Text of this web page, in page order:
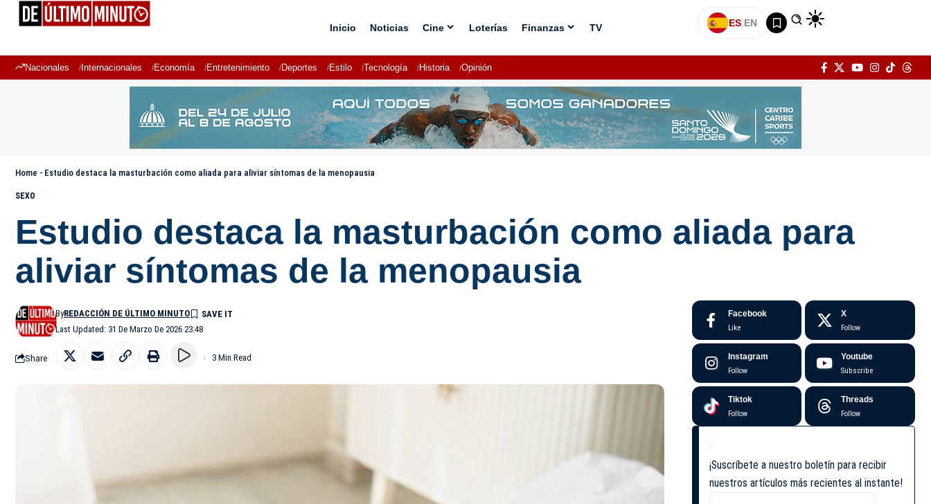
Inicio Noticias Cine Loterías Finanzas TV ES|EN
Nacionales Internacionales Economía Entretenimiento Deportes Estilo Tecnología Historia Opinión
Home - Estudio destaca la masturbación como aliada para aliviar síntomas de la menopausia
SEXO
Estudio destaca la masturbación como aliada para
aliviar síntomas de la menopausia
Last Updated: 31 De Marzo De 2026 23:48
ByREDACCIÓN DE ÚLTIMO MINUTO
Share 3 Min Read
Facebook
Like
X
Follow
Instagram
Follow
Youtube
Subscribe
Tiktok
Follow
Threads
Follow
¡Suscríbete a nuestro boletín para recibir
nuestros artículos más recientes al instante!